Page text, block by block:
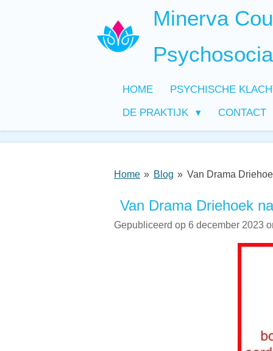
Minerva
HOME PSYCHISCHE
DE PRAKTIJK
CONTACT
Home » Blog » Van Drama
Van Drama Driehoek
Gepubliceerd op 6 december 2023